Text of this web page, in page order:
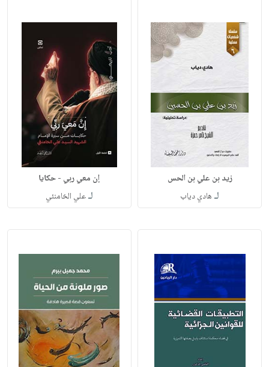
زيد بن علي بن الحس
لـ هادي دياب
إن معي ربي - حكايا
لـعلي الخامنئي